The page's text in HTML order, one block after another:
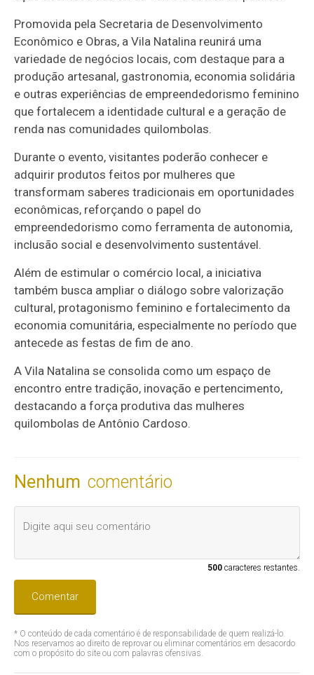
Promovida pela Secretaria de Desenvolvimento
Econômico e Obras, a Vila Natalina reunirá uma
variedade de negócios locais, com destaque para a
produção artesanal, gastronomia, economia solidária
e outras experiências de empreendedorismo feminino
que fortalecem a identidade cultural e a geração de
renda nas comunidades quilombolas.
Durante o evento, visitantes poderão conhecer e
adquirir produtos feitos por mulheres que
transformam saberes tradicionais em oportunidades
econômicas, reforçando o papel do
empreendedorismo como ferramenta de autonomia,
inclusão social e desenvolvimento sustentável.
Além de estimular o comércio local, a iniciativa
também busca ampliar o diálogo sobre valorização
cultural, protagonismo feminino e fortalecimento da
economia comunitária, especialmente no período que
antecede as festas de fim de ano.
A Vila Natalina se consolida como um espaço de
encontro entre tradição, inovação e pertencimento,
destacando a força produtiva das mulheres
quilombolas de Antônio Cardoso.
Nenhum comentário
500caracteres restantes.
Comentar
* O conteúdo de cada comentário é de responsabilidade de quem realizá-lo.
Nos reservamos ao direito de reprovar ou eliminar comentários em desacordo
com o propósito do site ou com palavras ofensivas.